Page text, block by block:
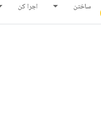
ساختن اجرا کن
Firebase